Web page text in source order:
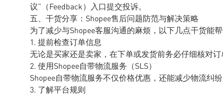
议”（Feedback）入口提交投诉。
五、干货分享：Shopee售后问题防范与解决策略
为了减少与Shopee客服沟通的麻烦，以下几点干货能
1. 提前检查订单信息
无论是买家还是卖家，在下单或发货前务必仔细核对
2. 使用Shopee自带物流服务（SLS）
Shopee自带物流服务不仅价格优惠，还能减少物流纠
3. 了解平台规则